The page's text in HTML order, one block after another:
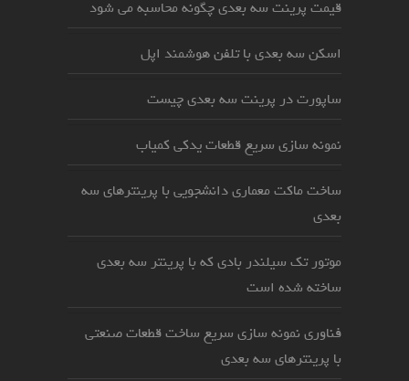
قیمت پرینت سه بعدی چگونه محاسبه می شود
اسکن سه بعدی با تلفن هوشمند اپل
ساپورت در پرینت سه بعدی چیست
نمونه سازی سریع قطعات یدکی کمیاب
ساخت ماکت معماری دانشجویی با پرینترهای سه
بعدی
موتور تک سیلندر بادی که با پرینتر سه بعدی
ساخته شده است
فناوری نمونه سازی سریع ساخت قطعات صنعتی
با پرینترهای سه بعدی